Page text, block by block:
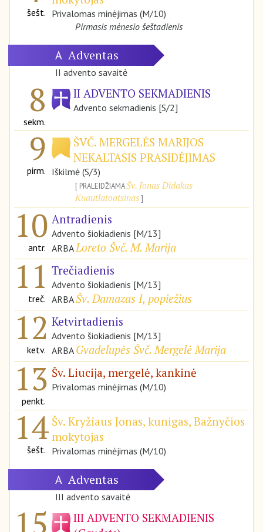
šešt. Privalomas minėjimas (M/10)
Pirmasis mėnesio šeštadienis
A Adventas
II advento savaitė
8
sekm.
II ADVENTO SEKMADIENIS
Advento sekmadienis [S/2]
9
pirm.
ŠVČ. MERGELĖS MARIJOS
NEKALTASIS PRASIDĖJIMAS
Iškilmė (S/3)
PRALEIDŽIAMAŠv. Jonas Didakas
Kuautlatoatsinas
10
antr.
Antradienis
Advento šiokiadienis [M/13]
ARBALoreto Švč. M. Marija
11
treč.
Trečiadienis
Advento šiokiadienis [M/13]
ARBAŠv. Damazas I, popiežius
12
ketv.
Ketvirtadienis
Advento šiokiadienis [M/13]
ARBA Gvadelupės Švč. Mergelė Marija
13
penkt.
Šv. Liucija, mergelė, kankinė
Privalomas minėjimas (M/10)
14
šešt.
Šv. Kryžiaus Jonas, kunigas, Bažnyčios
mokytojas
Privalomas minėjimas (M/10)
A Adventas
III advento savaitė
III ADVENTO SEKMADIENIS